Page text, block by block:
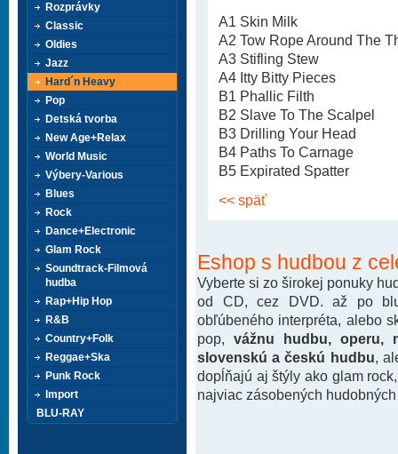
A1 Skin Milk
A2 Tow Rope Around The
A3 Stifling Stew
A4 Itty Bitty Pieces
B1 Phallic Filth
B2 Slave To The Scalpel
B3 Drilling Your Head
B4 Paths To Carnage
B5 Expirated Spatter
<< späť
Eshop s hudbou z
Vyberte si zo širokej ponuky
od CD, cez DVD. až po
obľúbeného interpréta, alebo
pop, vážnu hudbu, operu,
slovenskú a českú hudbu ,
dopĺňajú aj štýly ako glam
najviac zásobených
Rozprávky
Classic
Oldies
Jazz
Hard´n Heavy
Pop
Detská tvorba
New Age+Relax
World Music
Výbery-Various
Blues
Rock
Dance+Electronic
Glam Rock
Soundtrack-Filmová
hudba
Rap+Hip Hop
R&B
Country+Folk
Reggae+Ska
Punk Rock
Import
BLU-RAY